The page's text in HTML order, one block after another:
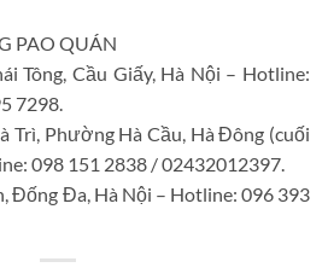
PAO QUÁN
Tông, Cầu Giấy, Hà Nội – Hotline:
7298.
Trì, Phường Hà Cầu, Hà Đông (cuối
098 151 2838 / 02432012397.
Đống Đa, Hà Nội – Hotline: 096 393